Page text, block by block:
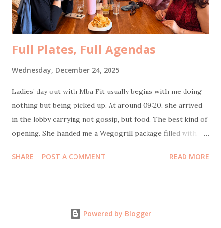
constant laughter, but about being able to say hard things
without rehearsing. At 10...
Full Plates, Full Agendas
Wednesday, December 24, 2025
Ladies’ day out with Mba Fit usually begins with me doing
nothing but being picked up. At around 09:20, she arrived
in the lobby carrying not gossip, but food. The best kind of
opening. She handed me a Wegogrill package filled with
chicken—no flour, no sugar, no MSG, no eggs, no milk.
creambath and manicure. Unfortunately, this time my
SHARE POST A COMMENT READ MORE
Powered by Blogger